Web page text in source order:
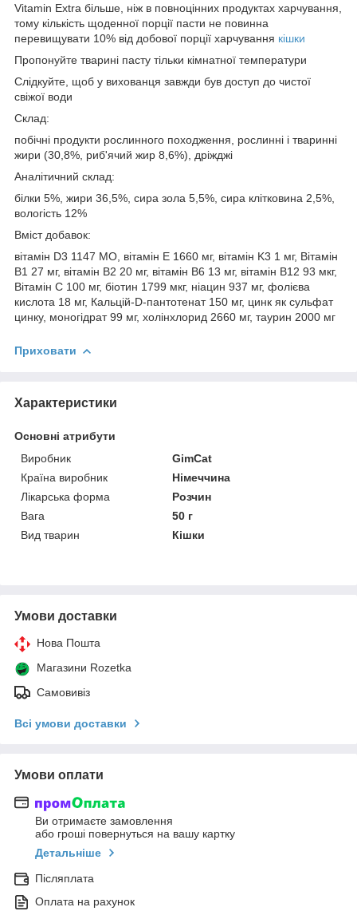
Vitamin Extra більше, ніж в повноцінних продуктах харчування,
тому кількість щоденної порції пасти не повинна
перевищувати 10% від добової порції харчування кішки
Пропонуйте тварині пасту тільки кімнатної температури
Слідкуйте, щоб у вихованця завжди був доступ до чистої
свіжої води
Склад:
побічні продукти рослинного походження, рослинні і тваринні
жири (30,8%, риб'ячий жир 8,6%), дріжджі
Аналітичний склад:
білки 5%, жири 36,5%, сира зола 5,5%, сира клітковина 2,5%,
вологість 12%
Вміст добавок:
вітамін D3 1147 МО, вітамін E 1660 мг, вітамін K3 1 мг, Вітамін
B1 27 мг, вітамін B2 20 мг, вітамін B6 13 мг, вітамін B12 93 мкг,
Вітамін C 100 мг, біотин 1799 мкг, ніацин 937 мг, фолієва
кислота 18 мг, Кальцій-D-пантотенат 150 мг, цинк як сульфат
цинку, моногідрат 99 мг, холінхлорид 2660 мг, таурин 2000 мг
Приховати
Характеристики
Основні атрибути
Виробник
GimCat
Країна виробник
Німеччина
Лікарська форма
Розчин
Вага
50 г
Вид тварин
Кішки
Умови доставки
Нова Пошта
Магазини Rozetka
Самовивіз
Всі умови доставки
Умови оплати
Ви отримаєте замовлення
або гроші повернуться на вашу картку
Детальніше
Післяплата
Оплата на рахунок